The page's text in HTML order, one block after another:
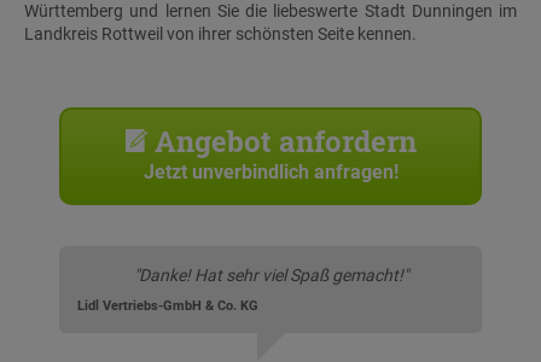
Württemberg und lernen Sie die liebeswerte Stadt Dunningen im
Landkreis Rottweil von ihrer schönsten Seite kennen.
Angebot anfordern
Jetzt unverbindlich anfragen!
"Danke! Hat sehr viel Spaß gemacht!"
Lidl Vertriebs-GmbH & Co. KG